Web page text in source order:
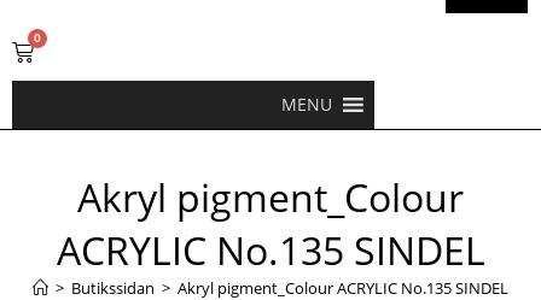
0
MENU
Akryl pigment_Colour
ACRYLIC No.135 SINDEL
> Butikssidan > Akryl pigment_Colour ACRYLIC No.135 SINDEL